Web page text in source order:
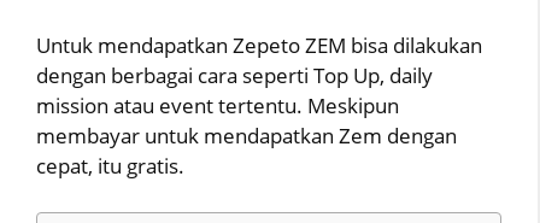
Untuk mendapatkan Zepeto ZEM bisa dilakukan
dengan berbagai cara seperti Top Up, daily
mission atau event tertentu. Meskipun
membayar untuk mendapatkan Zem dengan
cepat, itu gratis.